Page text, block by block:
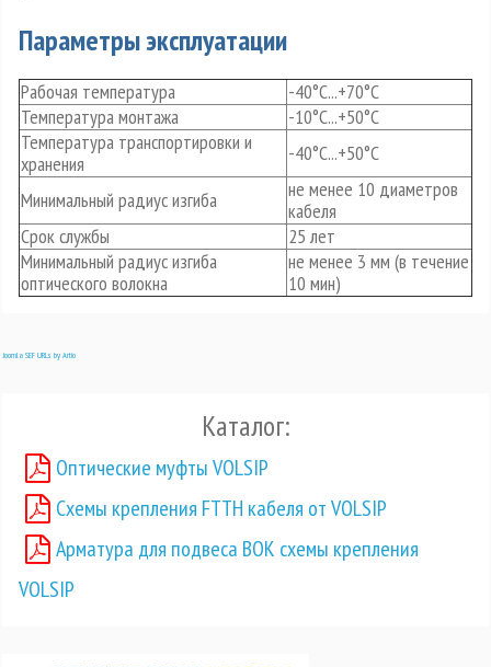
Параметры эксплуатации
Рабочая температура
-40°С...+70°С
Температура монтажа
-10°С...+50°С
Температура транспортировки и
хранения
-40°С...+50°С
Минимальный радиус изгиба
не менее 10 диаметров
кабеля
Срок службы
25 лет
Минимальный радиус изгиба
оптического волокна
не менее 3 мм (в течение
10 мин)
Joomla SEF URLs by Artio
Каталог:
Оптические муфты VOLSIP
Схемы крепления FTTH кабеля от VOLSIP
Арматура для подвеса ВОК схемы крепления
VOLSIP